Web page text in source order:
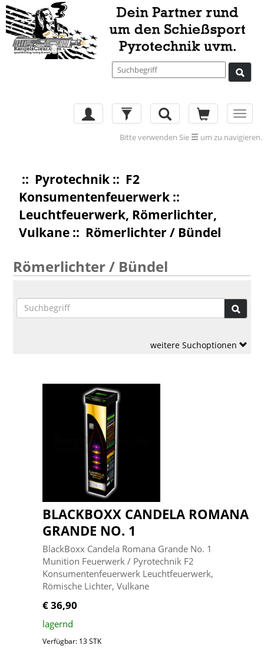
Bitte verwenden Sie um zu navigieren.
:: Pyrotechnik :: F2
Konsumentenfeuerwerk ::
Leuchtfeuerwerk, Römerlichter,
Vulkane :: Römerlichter / Bündel
Römerlichter / Bündel
weitere Suchoptionen
BLACKBOXX CANDELA ROMANA
GRANDE NO. 1
BlackBoxx Candela Romana Grande No. 1
Munition Feuerwerk / Pyrotechnik F2
Konsumentenfeuerwerk Leuchtfeuerwerk,
Römische Lichter, Vulkane
€ 36,90
lagernd
Verfügbar: 13 STK